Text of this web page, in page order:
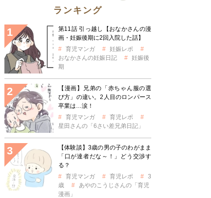
ランキング
第11話 引っ越し【おなかさんの漫
画・妊娠後期に2回入院した話】
育児マンガ
妊娠レポ
おなかさんの妊娠日記
妊娠後
期
【漫画】兄弟の「赤ちゃん服の選
び方」の違い。2人目のロンパース
卒業は…涙！
育児マンガ
育児レポ
星田さんの「6さい差兄弟日記」
【体験談】3歳の男の子のわがまま
「口が達者だな～！」どう交渉す
る？
育児マンガ
育児レポ
3
歳
あやのこうじさんの「育児
漫画」